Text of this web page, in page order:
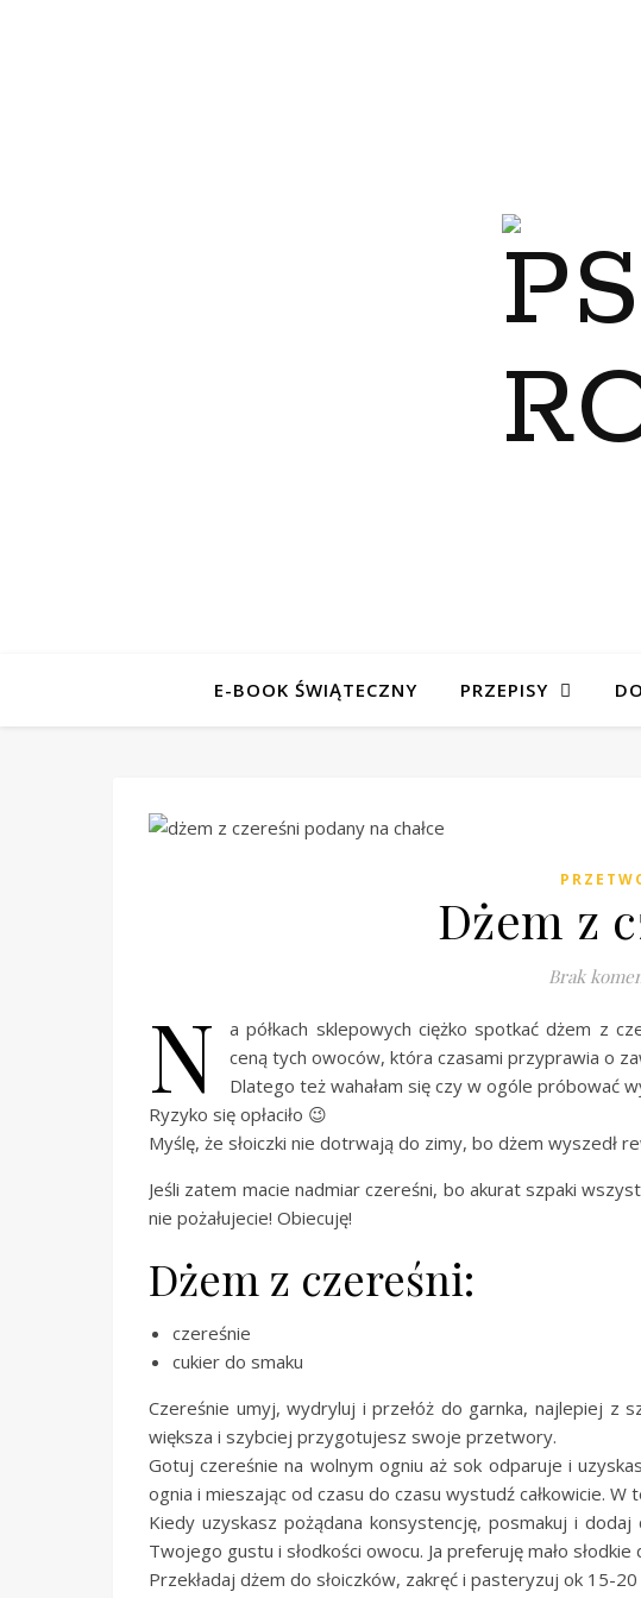
E-BOOK ŚWIĄTECZNY PRZEPISY
Dżem z
Brak
N
a półkach sklepowych ciężko spotkać dżem z
ceną tych owoców, która czasami przyprawia o
Dlatego też wahałam się czy w ogóle próbować
Ryzyko się opłaciło 😉
Myślę, że słoiczki nie dotrwają do zimy, bo dżem wyszedł
Jeśli zatem macie nadmiar czereśni, bo akurat szpaki
nie pożałujecie! Obiecuję!
Dżem z czereśni:
czereśnie
cukier do smaku
Czereśnie umyj, wydryluj i przełóż do garnka, najlepiej z
większa i szybciej przygotujesz swoje przetwory.
Gotuj czereśnie na wolnym ogniu aż sok odparuje i
ognia i mieszając od czasu do czasu wystudź całkowicie.
Kiedy uzyskasz pożądana konsystencję, posmakuj i
Twojego gustu i słodkości owocu. Ja preferuję mało
Przekładaj dżem do słoiczków, zakręć i pasteryzuj ok 15-20